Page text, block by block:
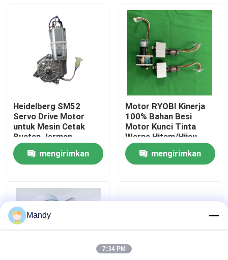
Tentang Kami
Tur Pabrik
Hubungi Kami
Berita
Kasus
Blog
Heidelberg SM52
Servo Drive Motor
untuk Mesin Cetak
Buatan Jerman
mengirimkan
Motor RYOBI Kinerja
100% Bahan Besi
Motor Kunci Tinta
Warna Hitam/Hijau
untuk Mesin RYOBI
mengirimkan
Mandy
7:34 PM